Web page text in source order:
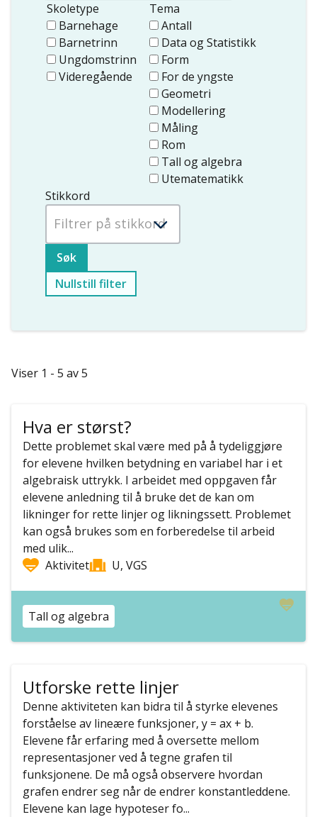
Skoletype
Barnehage
Barnetrinn
Ungdomstrinn
Videregående
Tema
Antall
Data og Statistikk
Form
For de yngste
Geometri
Modellering
Måling
Rom
Tall og algebra
Utematematikk
Stikkord
Nullstill filter
Viser 1 - 5 av 5
Hva er størst?
Dette problemet skal være med på å tydeliggjøre
for elevene hvilken betydning en variabel har i et
algebraisk uttrykk. I arbeidet med oppgaven får
elevene anledning til å bruke det de kan om
likninger for rette linjer og likningssett. Problemet
kan også brukes som en forberedelse til arbeid
med ulik...
Aktivitet
U, VGS
Tall og algebra
Utforske rette linjer
Denne aktiviteten kan bidra til å styrke elevenes
forståelse av lineære funksjoner, y = ax + b.
Elevene får erfaring med å oversette mellom
representasjoner ved å tegne grafen til
funksjonene. De må også observere hvordan
grafen endrer seg når de endrer konstantleddene.
Elevene kan lage hypoteser fo...